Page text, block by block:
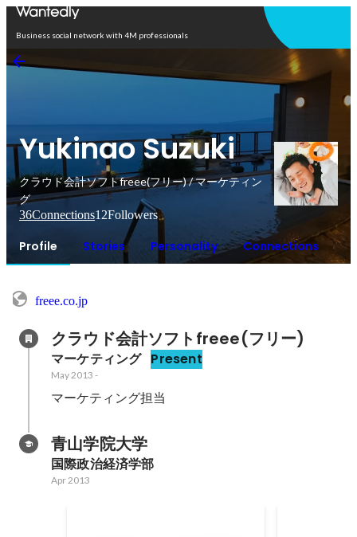
Business social network with 4M professionals
Yukinao Suzuki
クラウド会計ソフトfreee(フリー) / マーケティン
グ
36Connections12Followers
Profile Stories Personality Connections
freee.co.jp
クラウド会計ソフトfreee(フリー)
マーケティング Present
May 2013 -
マーケティング担当
青山学院大学
国際政治経済学部
Apr 2013